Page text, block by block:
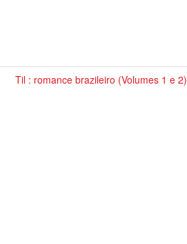
Til : romance brazileiro (Volumes 1 e 2)